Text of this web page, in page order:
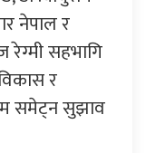
नेपाल र
रेग्मी सहभागि
र
समेट्न सुझाव